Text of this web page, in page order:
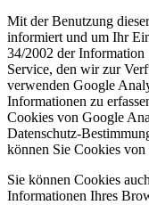
Mit der Benutzung
informiert und um Ihr
34/2002 der Information
Service, den wir zur
verwenden Google
Informationen zu
Cookies von Google
Datenschutz-
können Sie Cookies
Sie können Cookies
Informationen Ihres